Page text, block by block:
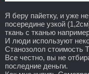
Я беру пайетку, и уже
посередине узкой
ткань с тканью
И люди используют
Станозолол стоимость
Все честно, вы не
последние деньги.